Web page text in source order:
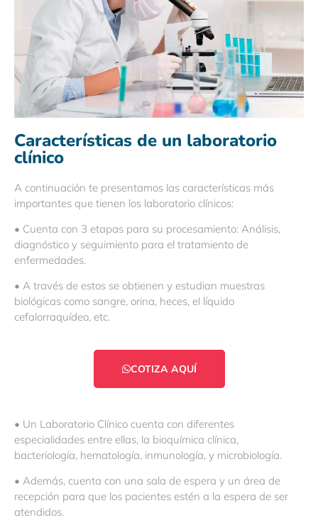
Características de un laboratorio
clínico
A continuación te presentamos las características más
importantes que tienen los laboratorio clínicos:
• Cuenta con 3 etapas para su procesamiento: Análisis,
diagnóstico y seguimiento para el tratamiento de
enfermedades.
• A través de estos se obtienen y estudian muestras
biológicas como sangre, orina, heces, el líquido
cefalorraquídeo, etc.
COTIZA AQUÍ
• Un Laboratorio Clínico cuenta con diferentes
especialidades entre ellas, la bioquímica clínica,
bacteriología, hematología, inmunología, y microbiología.
• Además, cuenta con una sala de espera y un área de
recepción para que los pacientes estén a la espera de ser
atendidos.